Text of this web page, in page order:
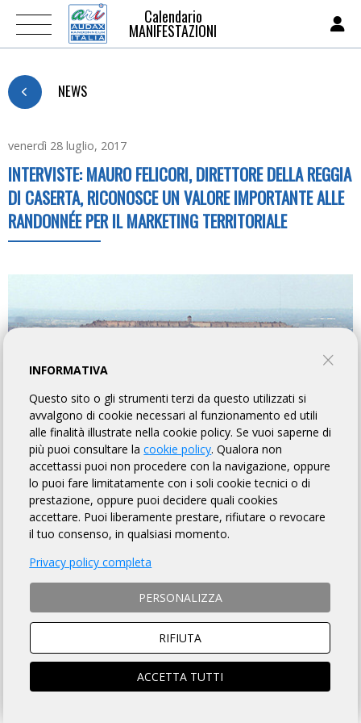
Calendario
MANIFESTAZIONI
NEWS
venerdì 28 luglio, 2017
INTERVISTE: MAURO FELICORI, DIRETTORE DELLA REGGIA
DI CASERTA, RICONOSCE UN VALORE IMPORTANTE ALLE
RANDONNÉE PER IL MARKETING TERRITORIALE
“Gli eventi sportivi come la Randonnée Reale sono
fondamentali nel marketing territoriale”
Caserta – Raddoppiare i visitatori annui della
Caserta, per raggiungere un milione di visite durante i suoi
borbonico. Questo l’obiettivo principale di
direttore della Reggia borbonica, che la giornalista Stefania
Rossini (L’Espresso) descrive come: “se fosse la reincarnazione
postmoderna di un principe Borbone tornato nel palazzo avito
per mettere le cose a posto”.
Il 64 enne manager della cultura bolognese ha scelto la Reggia,
INFORMATIVA
Questo sito o gli strumenti terzi da questo utilizzati si
avvalgono di cookie necessari al funzionamento ed utili
alle finalità illustrate nella cookie policy. Se vuoi saperne di
più puoi consultare lacookie policy. Qualora non
accettassi puoi non procedere con la navigazione, oppure
lo puoi fare limitatamente con i soli cookie tecnici o di
prestazione, oppure puoi decidere quali cookies
accettare. Puoi liberamente prestare, rifiutare o revocare
il tuo consenso, in qualsiasi momento.
Privacy policy completa
PERSONALIZZA
RIFIUTA
ACCETTA TUTTI